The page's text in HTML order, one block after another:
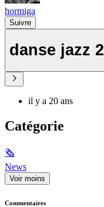
hormiga
Suivre
danse jazz 2
il y a 20 ans
Catégorie
🗞
News
Voir moins
Commentaires